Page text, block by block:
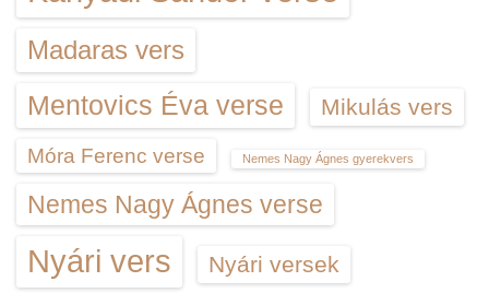
Madaras vers
Mentovics Éva verse Mikulás vers
Móra Ferenc verse Nemes Nagy Ágnes gyerekvers
Nemes Nagy Ágnes verse
Nyári vers Nyári versek